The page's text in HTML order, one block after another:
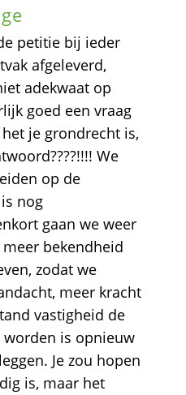
petitie bij ieder
afgeleverd,
adekwaat op
goed een vraag
je grondrecht is,
We
op de
nog
gaan we weer
bekendheid
zodat we
meer kracht
vastigheid de
worden is opnieuw
Je zou hopen
is, maar het